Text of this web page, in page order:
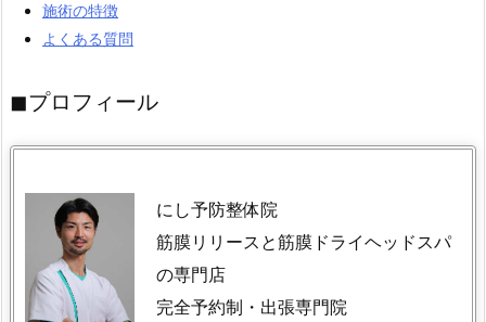
施術の特徴
よくある質問
◼︎プロフィール
にし予防整体院
筋膜リリースと筋膜ドライヘッドスパ
の専門店
完全予約制・出張専門院